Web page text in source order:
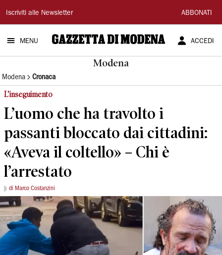
Gazzetta
di
Modena
Iscriviti alle Newsletter ABBONATI
MENU ACCEDI
Modena
Modena Cronaca
L’inseguimento
L’uomo che ha travolto i
passanti bloccato dai cittadini:
«Aveva il coltello» – Chi è
l’arrestato
di Marco Costanzini